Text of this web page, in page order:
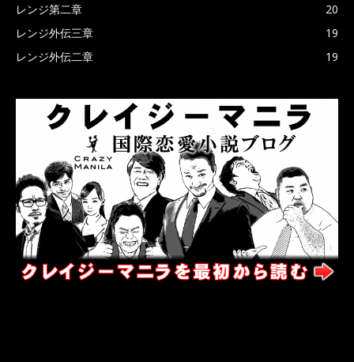
レンジ第二章
20
レンジ外伝三章
19
レンジ外伝二章
19